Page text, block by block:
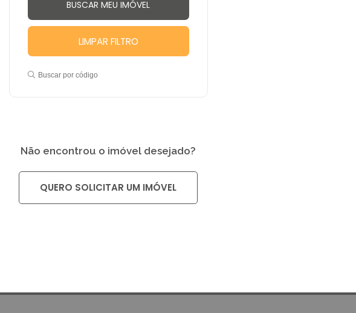
LIMPAR FILTRO
Buscar por código
Não encontrou o imóvel desejado?
QUERO SOLICITAR UM IMÓVEL